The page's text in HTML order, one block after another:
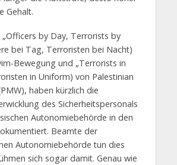
Gehalt.
by Day, Terrorists by
bei Tag, Terroristen bei Nacht)
Bewegung und „Terrorists in
in Uniform) von Palestinian
haben kürzlich die
des Sicherheitspersonals
Autonomiebehörde in den
Beamte der
Autonomiebehörde tun dies
sich sogar damit. Genau wie